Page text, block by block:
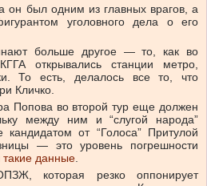
он был одним из главных врагов, а
уголовного дела о его
больше другое — то, как во
открывались станции метро,
То есть, делалось все то, что
Кличко.
Попова во второй тур еще должен
между ним и “слугой народа”
от “Голоса” Притулой
— это уровень погрешности
такие данные.
которая резко оппонирует